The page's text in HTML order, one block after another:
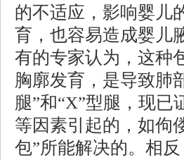
的不适应，影响婴儿
育，也容易造成婴儿
有的专家认为，这种
胸廓发育，是导致肺
腿”和“X”型腿，现
等因素引起的，如佝
包”所能解决的。相